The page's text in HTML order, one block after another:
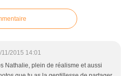
11/2015 14:01
Nathalie, plein de réalisme et aussi